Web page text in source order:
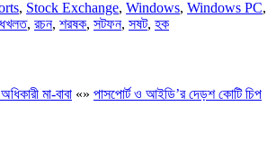
, Stock Exchange, Windows, Windows PC,
, রচন, শরষক, সটফন, সষট, হক
মা-বাবা «» পাসপোর্ট ও আইডি’র দেড়শ কোটি চিপ